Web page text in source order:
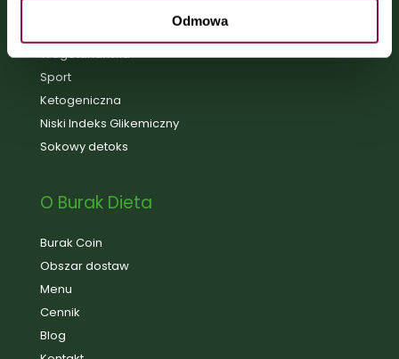
Odmowa
Wegetariańska
Sport
Ketogeniczna
Niski Indeks Glikemiczny
Sokowy detoks
O Burak Dieta
Burak Coin
Obszar dostaw
Menu
Cennik
Blog